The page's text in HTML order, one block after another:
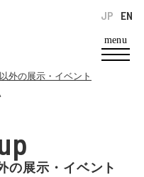
menu
EN
JP
外の展示・イベント
の展示・イベント